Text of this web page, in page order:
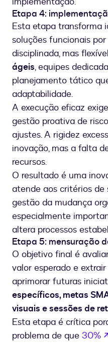
Etapa 4:
Esta etapa transforma
soluções funcionais
disciplinada, mas
ágeis, equipes
planejamento tático
adaptabilidade.
A execução eficaz
gestão proativa de
ajustes. A rigidez
inovação, mas a falta
recursos.
O resultado é uma
atende aos critérios de
gestão da mudança
especialmente
altera processos
Etapa 5: mensuração
O objetivo final é
valor esperado e
aprimorar futuras
específicos, metas
visuais e sessões de
Esta etapa é crítica
problema de que 30%